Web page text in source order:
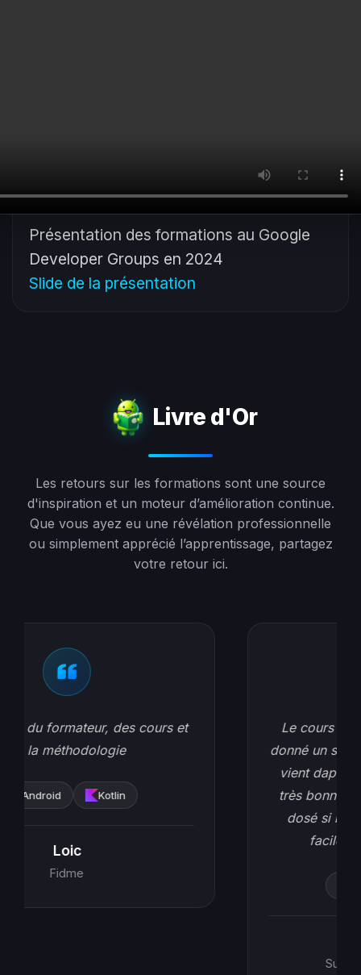
Présentation des formations au Google
Developer Groups en 2024
Slide de la présentation
Livre d'Or
Les retours sur les formations sont une source
d'inspiration et un moteur d’amélioration continue.
Que vous ayez eu une révélation professionnelle
ou simplement apprécié l’apprentissage, partagez
votre retour ici.
Le cours était excellent l'idée de nous
donné un squelette d'application que l'on
vient dapté par nous même c'était une
très bonne idée. L'évaluation était bien
dosé si nous avions suivi il était très